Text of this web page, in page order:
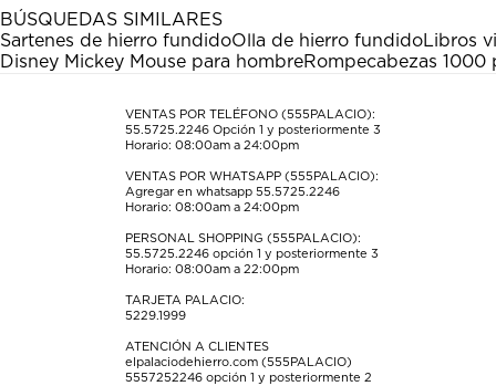
estrella
Esta
acción
abrirá
formulario
estrellas.
Esta
acción
abrirá
formulario
de
estrellas.
Esta
acción
abrirá
formulario
de
estrellas.
Esta
acción
abrirá
formulario
de
Esta
acción
abrirá
formulario
de
envío.
BÚSQUEDAS SIMILARES
Sartenes de hierro fundidoOlla de hierro fundidoLibros
Disney Mickey Mouse para hombreRompecabezas 1000
VENTAS POR TELÉFONO (555PALACIO):
55.5725.2246 Opción 1 y posteriormente 3
Horario: 08:00am a 24:00pm
VENTAS POR WHATSAPP (555PALACIO):
Agregar en whatsapp 55.5725.2246
Horario: 08:00am a 24:00pm
PERSONAL SHOPPING (555PALACIO):
55.5725.2246 opción 1 y posteriormente 3
Horario: 08:00am a 22:00pm
TARJETA PALACIO:
5229.1999
ATENCIÓN A CLIENTES
elpalaciodehierro.com (555PALACIO)
5557252246 opción 1 y posteriormente 2